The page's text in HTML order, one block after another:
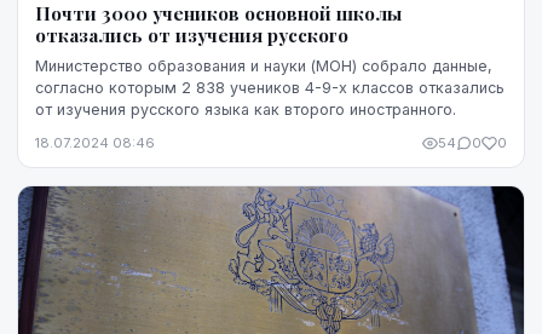
Почти 3000 учеников основной школы
отказались от изучения русского
Министерство образования и науки (МОН) собрало данные,
согласно которым 2 838 учеников 4-9-х классов отказались
от изучения русского языка как второго иностранного.
18.07.2024 08:46 54 0 0